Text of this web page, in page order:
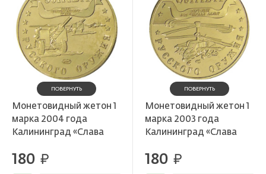
ПОВЕРНУТЬ
Монетовидный жетон 1
марка 2004 года
Калининград «Слава
-мм противотанковая
180 руб.
ПОВЕРНУТЬ
Монетовидный жетон 1
марка 2003 года
Калининград «Слава
Вертолет К-10 «Черная
180 руб.